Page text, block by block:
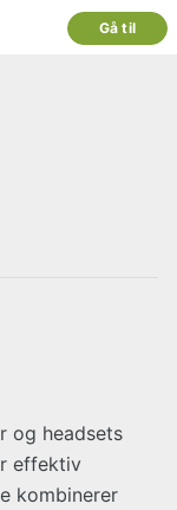
Gå til
og headsets
effektiv
kombinerer